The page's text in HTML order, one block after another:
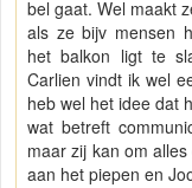
bel gaat. Wel maakt
als ze bijv mensen
het balkon ligt te
Carlien vindt ik wel
heb wel het idee dat
wat betreft
maar zij kan om
aan het piepen en